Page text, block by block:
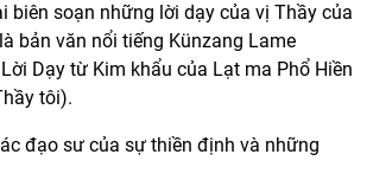
biên soạn những lời dạy của vị Thầy của
bản văn nổi tiếng Künzang Lame
Dạy từ Kim khẩu của Lạt ma Phổ Hiền
tôi).
đạo sư của sự thiền định và những